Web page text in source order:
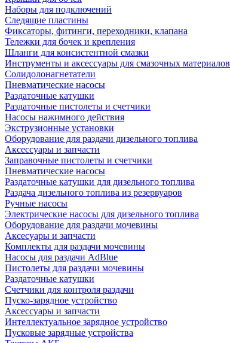
Наборы для подключений
Следящие пластины
Фиксаторы, фитинги, переходники, клапана
Тележки для бочек и крепления
Шланги для консистентной смазки
Инструменты и аксессуары для смазочных материалов
Солидолонагнетатели
Пневматические насосы
Раздаточные катушки
Раздаточные пистолеты и счетчики
Насосы нажимного действия
Экструзионные установки
Оборудование для раздачи дизельного топлива
Аксессуары и запчасти
Заправочные пистолеты и счетчики
Пневматические насосы
Раздаточные катушки для дизельного топлива
Раздача дизельного топлива из резервуаров
Ручные насосы
Электрические насосы для дизельного топлива
Оборудование для раздачи мочевины
Аксесуары и запчасти
Комплекты для раздачи мочевины
Насосы для раздачи AdBlue
Пистолеты для раздачи мочевины
Раздаточные катушки
Счетчики для контроля раздачи
Пуско-зарядное устройство
Аксессуары и запчасти
Интеллектуальное зарядное устройство
Пусковые зарядные устройства